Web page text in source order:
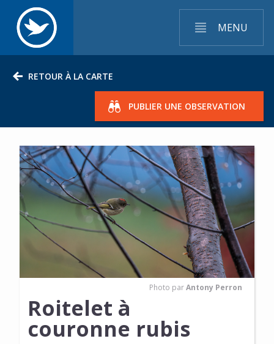
MENU
RETOUR À LA CARTE
PUBLIER UNE OBSERVATION
Photo parAntony Perron
Roitelet à
couronne rubis